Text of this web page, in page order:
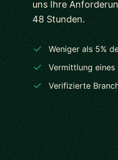
uns Ihre
48 Stunden.
Weniger als 5%
Vermittlung
Verifizierte